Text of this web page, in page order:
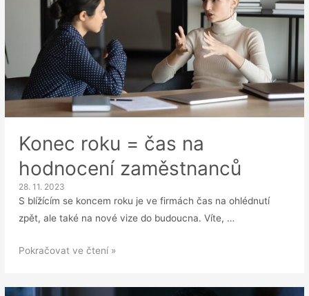
význam
personalistů
Konec roku = čas na
hodnocení zaměstnanců
28. 11. 2023
S blížícím se koncem roku je ve firmách čas na ohlédnutí
zpět, ale také na nové vize do budoucna. Víte, …
Konec
Pokračovat ve čtení »